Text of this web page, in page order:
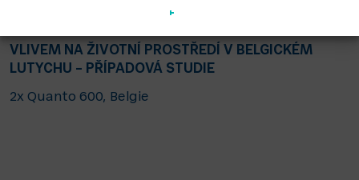
VLIVEM NA ŽIVOTNÍ PROSTŘEDÍ V BELGICKÉM
LUTYCHU – PŘÍPADOVÁ STUDIE
2x Quanto 600, Belgie